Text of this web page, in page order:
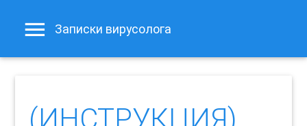
Записки вирусолога
(ИНСТРУКЦИЯ)